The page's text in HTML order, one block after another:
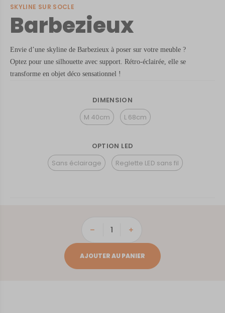
SKYLINE SUR SOCLE
Barbezieux
Envie d’une skyline de Barbezieux à poser sur votre meuble ?
Optez pour une silhouette avec support. Rétro-éclairée, elle se
transforme en objet déco sensationnel !
DIMENSION
M 40cm
L 68cm
OPTION LED
Sans éclairage
Reglette LED sans fil
quantité
Barbezieux
AJOUTER AU PANIER